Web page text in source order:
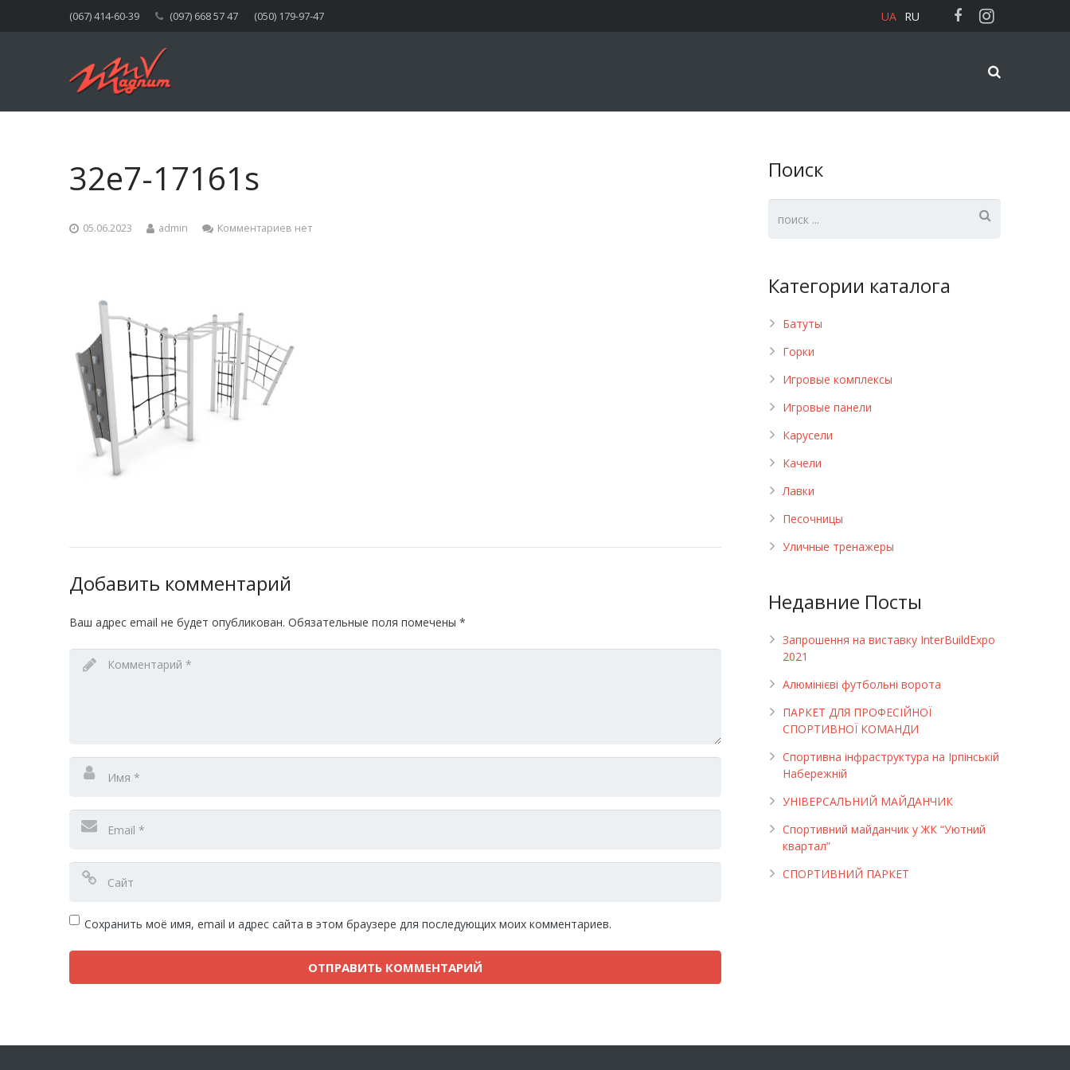
(067) 414-60-39 (097) 668 57 47 (050) 179-97-47 UA RU
32e7-17161s
05.06.2023 admin Комментариев нет
Добавить комментарий
Ваш адрес email не будет опубликован. Обязательные поля помечены *
Сохранить моё имя, email и адрес сайта в этом браузере для последующих моих комментариев.
Поиск
Категории каталога
Батуты
Горки
Игровые комплексы
Игровые панели
Карусели
Качели
Лавки
Песочницы
Уличные тренажеры
Недавние Посты
Запрошення на виставку InterBuildExpo
2021
Алюмінієві футбольні ворота
ПАРКЕТ ДЛЯ ПРОФЕСІЙНОЇ
СПОРТИВНОЇ КОМАНДИ
Спортивна інфраструктура на Ірпінській
Набережній
УНІВЕРСАЛЬНИЙ МАЙДАНЧИК
Cпортивний майданчик у ЖК “Уютний
квартал”
СПОРТИВНИЙ ПАРКЕТ